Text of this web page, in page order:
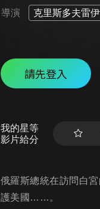
導演 克里斯多夫雷伊
請先登入
我的星等
影片給分
俄羅斯總統在訪問白
護美國……。